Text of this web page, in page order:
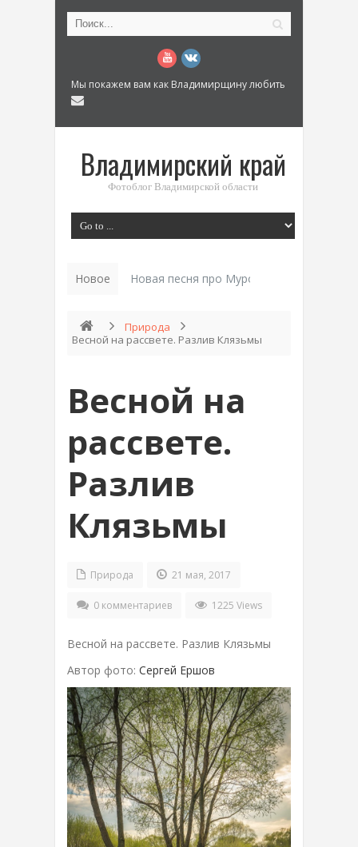
Мы покажем вам как Владимирщину любить
Владимирский край
Фотоблог Владимирской области
Новое Новая песня про Муром: «Былинный
Природа
Весной на рассвете. Разлив Клязьмы
Весной на
рассвете.
Разлив
Клязьмы
Природа 21 мая, 2017
0 комментариев 1225 Views
Весной на рассвете. Разлив Клязьмы
Автор фото: Сергей Ершов